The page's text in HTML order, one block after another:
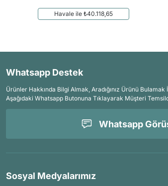
Havale ile ₺40.118,65
Whatsapp Destek
Ürünler Hakkında Bilgi Almak, Aradığınız Ürünü Bulamak
Aşağıdaki Whatsapp Butonuna Tıklayarak Müşteri
Whatsapp
Sosyal Medyalarımız